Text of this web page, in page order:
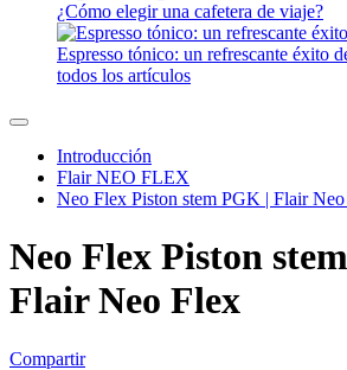
¿Cómo elegir una cafetera de viaje?
Espresso tónico: un refrescante éxito
todos los artículos
Introducción
Flair NEO FLEX
Neo Flex Piston stem PGK | Flair
Neo Flex Piston
Flair Neo Flex
Compartir